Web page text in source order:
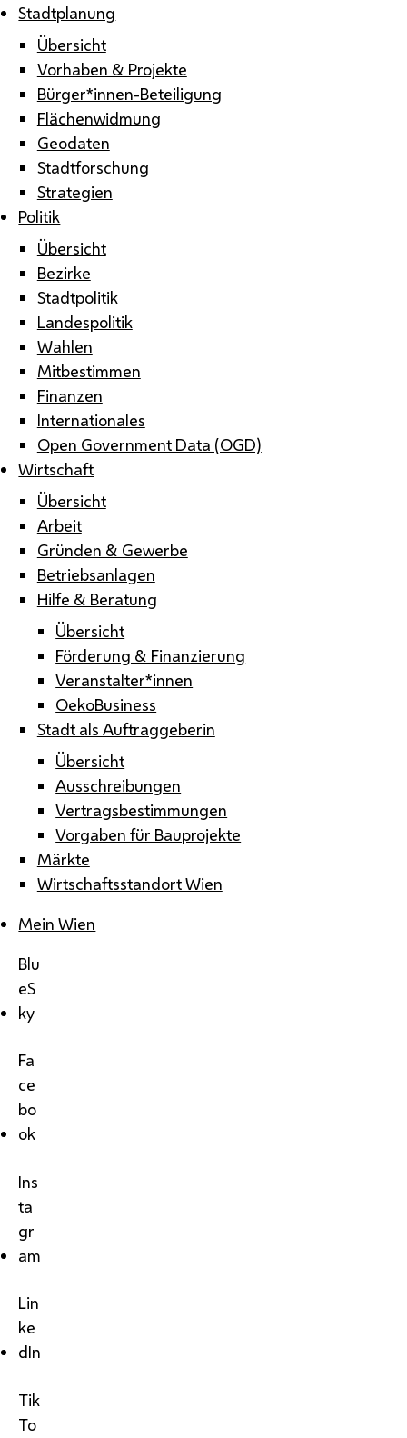
Stadtplanung
Übersicht
Vorhaben & Projekte
Bürger*innen-Beteiligung
Flächenwidmung
Geodaten
Stadtforschung
Strategien
Politik
Übersicht
Bezirke
Stadtpolitik
Landespolitik
Wahlen
Mitbestimmen
Finanzen
Internationales
Open Government Data (OGD)
Wirtschaft
Übersicht
Arbeit
Gründen & Gewerbe
Betriebsanlagen
Hilfe & Beratung
Übersicht
Förderung & Finanzierung
Veranstalter*innen
OekoBusiness
Stadt als Auftraggeberin
Übersicht
Ausschreibungen
Vertragsbestimmungen
Vorgaben für Bauprojekte
Märkte
Wirtschaftsstandort Wien
Mein Wien
Blu
eS
ky
Fa
ce
bo
ok
Ins
ta
gr
am
Lin
ke
dIn
Tik
To